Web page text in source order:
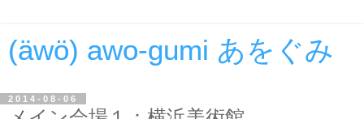
(äwö) awo-gumi あをぐみ
2014-08-06